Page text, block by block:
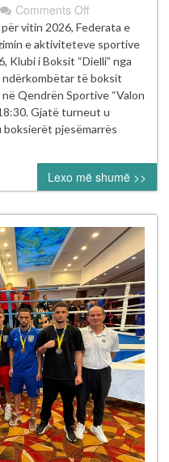
Comments Offon
Turneu
i
Boksit
2”
u
mbajt
sukses
në
Pejë
vitin 2026, Federata e
e aktiviteteve sportive
Klubi i Boksit “Dielli” nga
ndërkombëtar të boksit
në Qendrën Sportive “Valon
Gjatë turneut u
boksierët pjesëmarrës
Lexo më shumë >>